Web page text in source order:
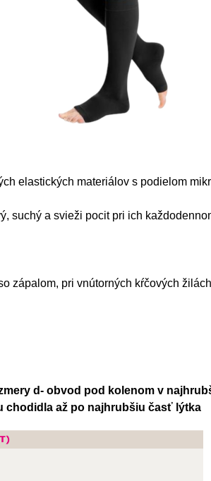
elastických materiálov s podielom
suchý a svieži pocit pri ich
zápalom, pri vnútorných kŕčových
d- obvod pod kolenom v
chodidla až po najhrubšiu časť lýtka